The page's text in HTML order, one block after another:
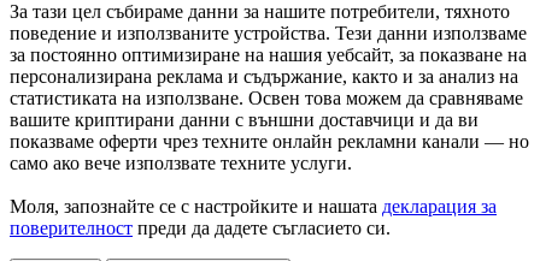
За тази цел събираме данни за нашите потребители, тяхното
поведение и използваните устройства. Тези данни използваме
за постоянно оптимизиране на нашия уебсайт, за показване на
персонализирана реклама и съдържание, както и за анализ на
статистиката на използване. Освен това можем да сравняваме
вашите криптирани данни с външни доставчици и да ви
показваме оферти чрез техните онлайн рекламни канали — но
само ако вече използвате техните услуги.
Моля, запознайте се с настройките и нашата декларация за
поверителност преди да дадете съгласието си.